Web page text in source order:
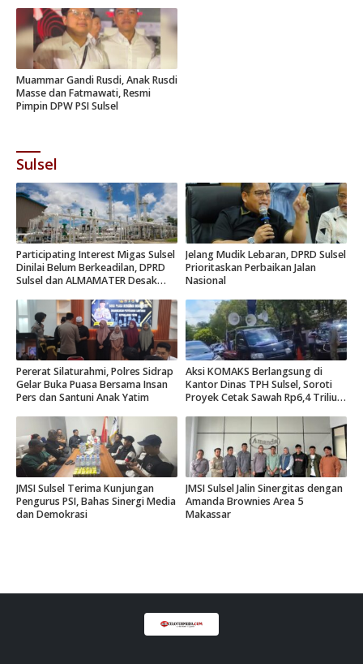
Muammar Gandi Rusdi, Anak Rusdi
Masse dan Fatmawati, Resmi
Pimpin DPW PSI Sulsel
Sulsel
Participating Interest Migas Sulsel
Dinilai Belum Berkeadilan, DPRD
Sulsel dan ALMAMATER Desak
Jelang Mudik Lebaran, DPRD Sulsel
Prioritaskan Perbaikan Jalan
Nasional
Pererat Silaturahmi, Polres Sidrap
Gelar Buka Puasa Bersama Insan
Pers dan Santuni Anak Yatim
Aksi KOMAKS Berlangsung di
Kantor Dinas TPH Sulsel, Soroti
Proyek Cetak Sawah Rp6,4 Triliun
JMSI Sulsel Terima Kunjungan
Pengurus PSI, Bahas Sinergi Media
dan Demokrasi
JMSI Sulsel Jalin Sinergitas dengan
Amanda Brownies Area 5
Makassar